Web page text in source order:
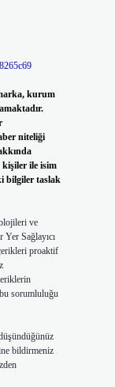
kurum
niteliği
kişiler ile isim
bilgiler taslak
ve
Sağlayıcı
proaktif
sorumluluğu
bildirmeniz